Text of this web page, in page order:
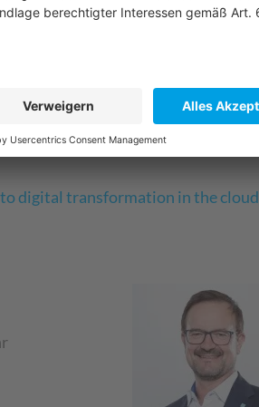
unter:
in der Cloud
digital transformation in the cloud